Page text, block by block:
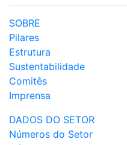
SOBRE
Pilares
Estrutura
Sustentabilidade
Comitês
Imprensa
DADOS DO SETOR
Números do Setor